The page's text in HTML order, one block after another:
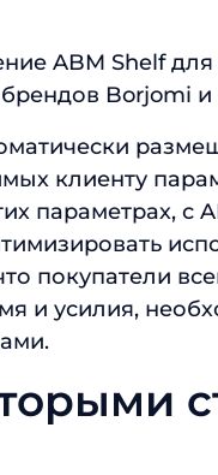
ABM Shelf
Borjomi и
клиенту
параметрах, с
покупатели
и усилия,